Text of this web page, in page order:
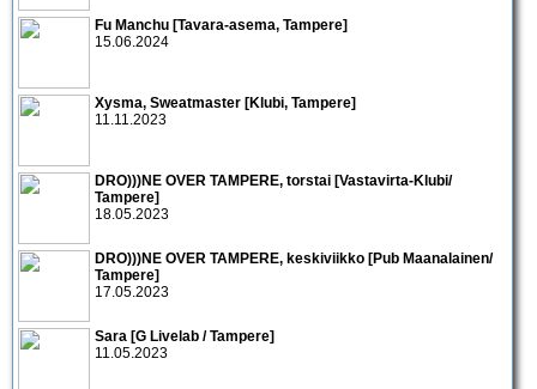
Fu Manchu [Tavara-asema, Tampere]
15.06.2024
Xysma, Sweatmaster [Klubi, Tampere]
11.11.2023
DRO)))NE OVER TAMPERE, torstai [Vastavirta-Klubi/
Tampere]
18.05.2023
DRO)))NE OVER TAMPERE, keskiviikko [Pub Maanalainen/
Tampere]
17.05.2023
Sara [G Livelab / Tampere]
11.05.2023